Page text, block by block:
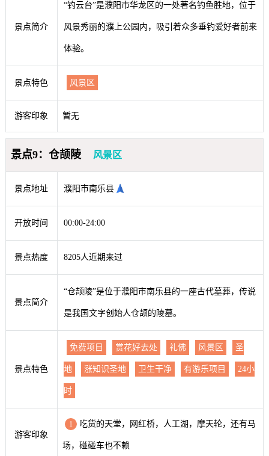
景点简介
“钓云台”是濮阳市华龙区的一处著名钓鱼胜地，位于
风景秀丽的濮上公园内，吸引着众多垂钓爱好者前来
体验。
景点特色 风景区
游客印象 暂无
景点9：仓颉陵 风景区
景点地址 濮阳市南乐县
开放时间 00:00-24:00
景点热度 8205人近期来过
景点简介
“仓颉陵”是位于濮阳市南乐县的一座古代墓葬，传说
是我国文字创始人仓颉的陵墓。
景点特色
免费项目 赏花好去处 礼佛 风景区 圣
地 涨知识圣地 卫生干净 有游乐项目 24小
时
游客印象
1 吃货的天堂，网红桥，人工湖，摩天轮，还有马
场，碰碰车也不赖